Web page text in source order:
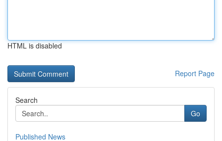
HTML is disabled
Report Page
Search
Go
Published News